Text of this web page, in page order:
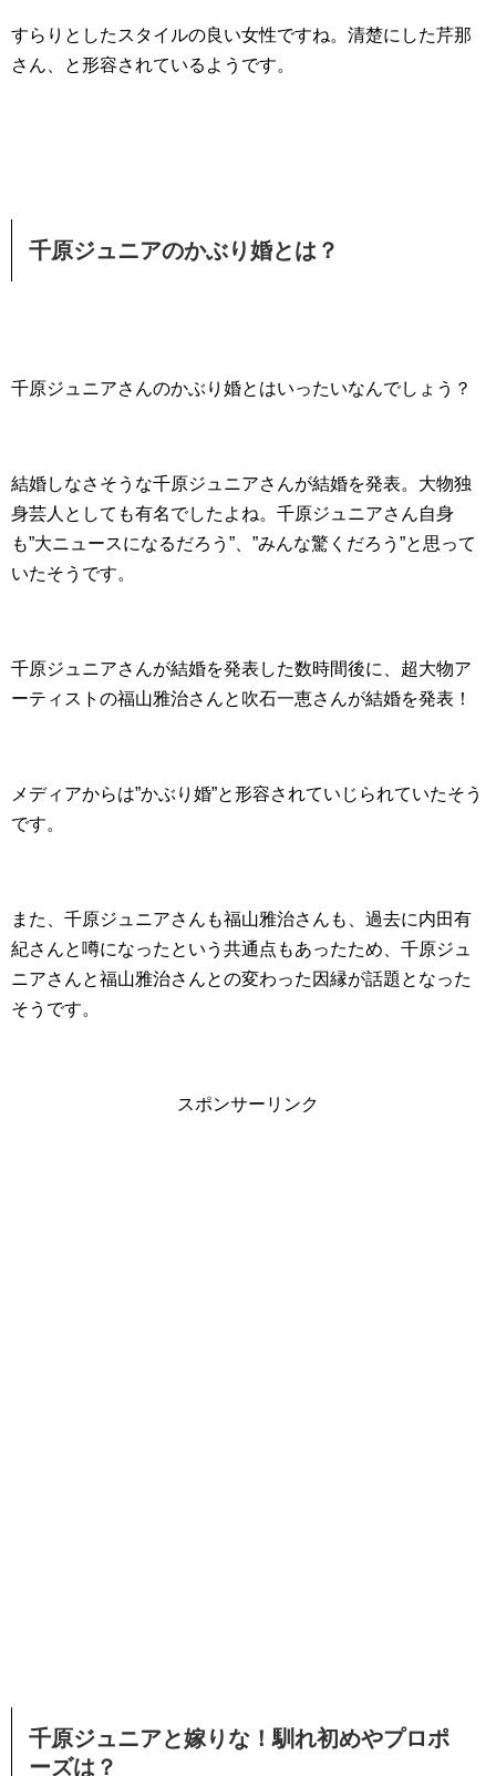
すらりとしたスタイルの良い女性ですね。清楚にした芹那
さん、と形容されているようです。
千原ジュニアのかぶり婚とは？
千原ジュニアさんのかぶり婚とはいったいなんでしょう？
結婚しなさそうな千原ジュニアさんが結婚を発表。大物独
身芸人としても有名でしたよね。千原ジュニアさん自身
も”大ニュースになるだろう”、”みんな驚くだろう”と思って
いたそうです。
千原ジュニアさんが結婚を発表した数時間後に、超大物ア
ーティストの福山雅治さんと吹石一恵さんが結婚を発表！
メディアからは”かぶり婚”と形容されていじられていたそう
です。
また、千原ジュニアさんも福山雅治さんも、過去に内田有
紀さんと噂になったという共通点もあったため、千原ジュ
ニアさんと福山雅治さんとの変わった因縁が話題となった
そうです。
スポンサーリンク
千原ジュニアと嫁りな！馴れ初めやプロポ
ーズは？